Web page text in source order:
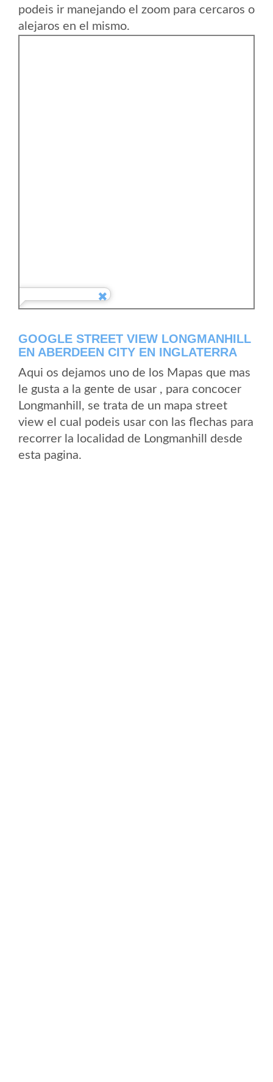
podeis ir manejando el zoom para cercaros o
alejaros en el mismo.
GOOGLE STREET VIEW LONGMANHILL
EN ABERDEEN CITY EN INGLATERRA
Aqui os dejamos uno de los Mapas que mas
le gusta a la gente de usar , para concocer
Longmanhill, se trata de un mapa street
view el cual podeis usar con las flechas para
recorrer la localidad de Longmanhill desde
esta pagina.